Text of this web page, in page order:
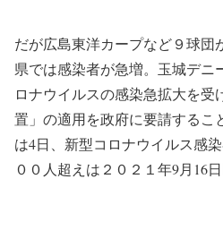
だが広島東洋カープなど９球団
県では感染者が急増。玉城デニ
ロナウイルスの感染急拡大を
置」の適用を政府に要請するこ
は4日、新型コロナウイルス感
００人超えは２０２１年9月16日